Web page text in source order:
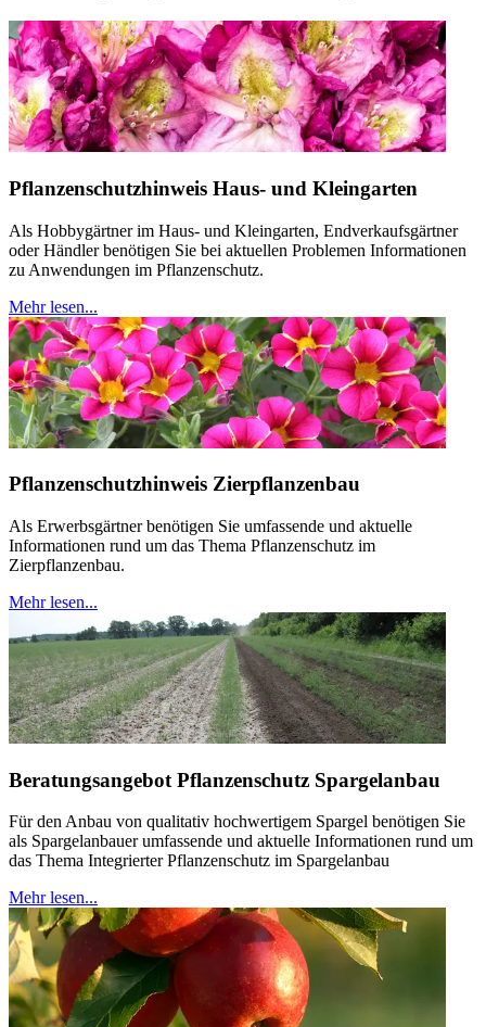
Pflanzenschutzhinweis Haus- und Kleingarten
Als Hobbygärtner im Haus- und Kleingarten, Endverkaufsgärtner
oder Händler benötigen Sie bei aktuellen Problemen Informationen
zu Anwendungen im Pflanzenschutz.
Mehr lesen...
Pflanzenschutzhinweis Zierpflanzenbau
Als Erwerbsgärtner benötigen Sie umfassende und aktuelle
Informationen rund um das Thema Pflanzenschutz im
Zierpflanzenbau.
Mehr lesen...
Beratungsangebot Pflanzenschutz Spargelanbau
Für den Anbau von qualitativ hochwertigem Spargel benötigen Sie
als Spargelanbauer umfassende und aktuelle Informationen rund um
das Thema Integrierter Pflanzenschutz im Spargelanbau
Mehr lesen...